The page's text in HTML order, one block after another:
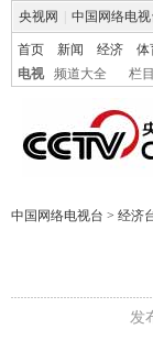
央视网 中国网络电视
首页 新闻 经济 体
电视
频道大全 栏
中国网络电视台 > 经济
发